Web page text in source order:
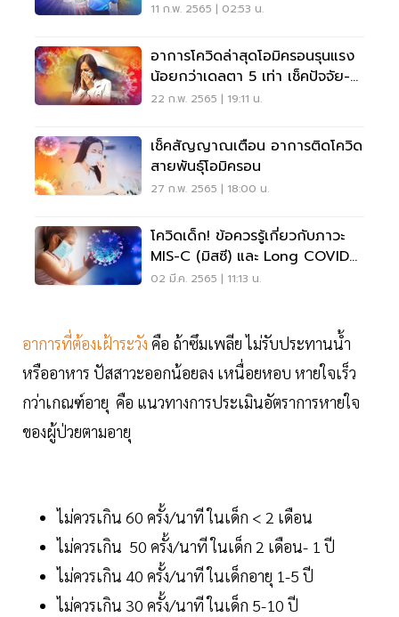
11 ก.พ. 2565 | 02:53 น.
อาการโควิดล่าสุดโอมิครอนรุนแรง
น้อยกว่าเดลตา 5 เท่า เช็คปัจจัย-
สถิติที่นี่
22 ก.พ. 2565 | 19:11 น.
เช็คสัญญาณเตือน อาการติดโควิด
สายพันธุ์โอมิครอน
27 ก.พ. 2565 | 18:00 น.
โควิดเด็ก! ข้อควรรู้เกี่ยวกับภาวะ
MIS-C (มิสซี) และ Long COVID
ในเด็ก
02 มี.ค. 2565 | 11:13 น.
อาการที่ต้องเฝ้าระวัง คือ ถ้าซึมเพลีย ไม่รับประทานน้ำ
หรืออาหาร ปัสสาวะออกน้อยลง เหนื่อยหอบ หายใจเร็ว
กว่าเกณฑ์อายุ คือ แนวทางการประเมินอัตราการหายใจ
ของผู้ป่วยตามอายุ
ไม่ควรเกิน 60 ครั้ง/นาที ในเด็ก < 2 เดือน
ไม่ควรเกิน 50 ครั้ง/นาที ในเด็ก 2 เดือน- 1 ปี
ไม่ควรเกิน 40 ครั้ง/นาที ในเด็กอายุ 1-5 ปี
ไม่ควรเกิน 30 ครั้ง/นาที ในเด็ก 5-10 ปี